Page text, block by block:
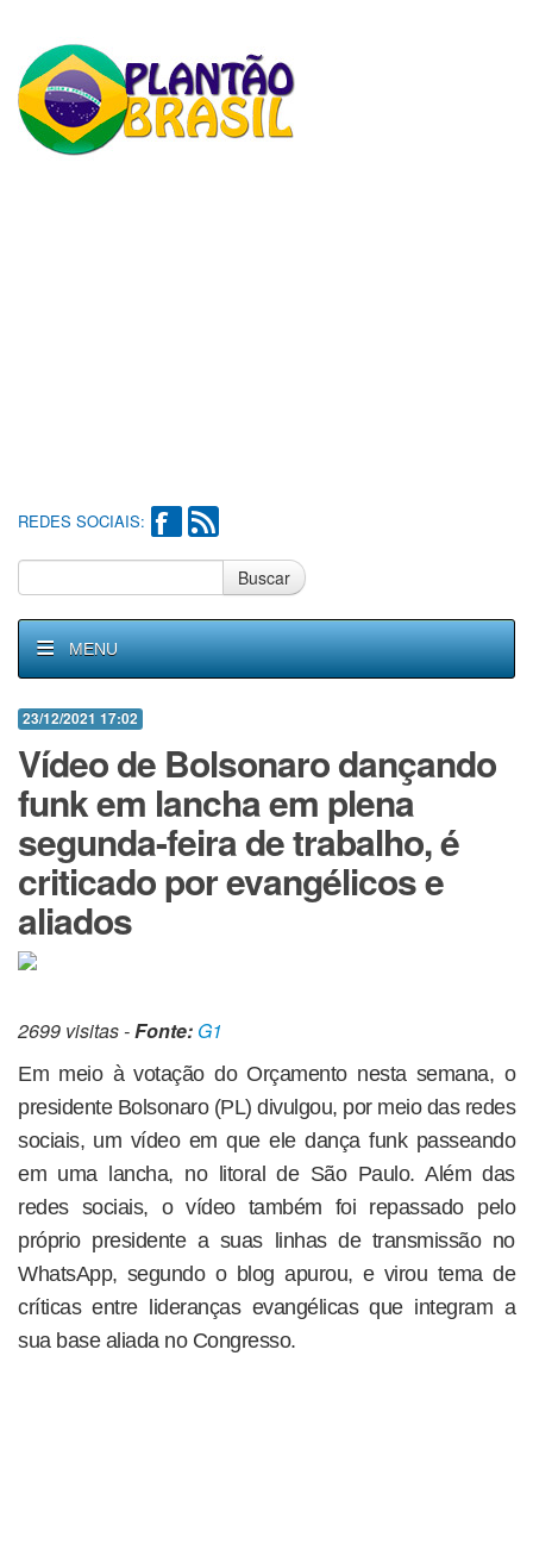
REDES SOCIAIS:
Buscar
MENU
23/12/2021 17:02
Vídeo de Bolsonaro dançando
funk em lancha em plena
segunda-feira de trabalho, é
criticado por evangélicos e
aliados
2699 visitas -Fonte: G1
Em meio à votação do Orçamento nesta semana, o
presidente Bolsonaro (PL) divulgou, por meio das redes
sociais, um vídeo em que ele dança funk passeando
em uma lancha, no litoral de São Paulo. Além das
redes sociais, o vídeo também foi repassado pelo
próprio presidente a suas linhas de transmissão no
WhatsApp, segundo o blog apurou, e virou tema de
críticas entre lideranças evangélicas que integram a
sua base aliada no Congresso.